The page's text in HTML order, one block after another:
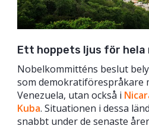
Ett hoppets ljus för hela
Nobelkommitténs beslut
som demokratiförespråkare
Venezuela, utan också i
Kuba. Situationen i dessa
snabbt under de senaste